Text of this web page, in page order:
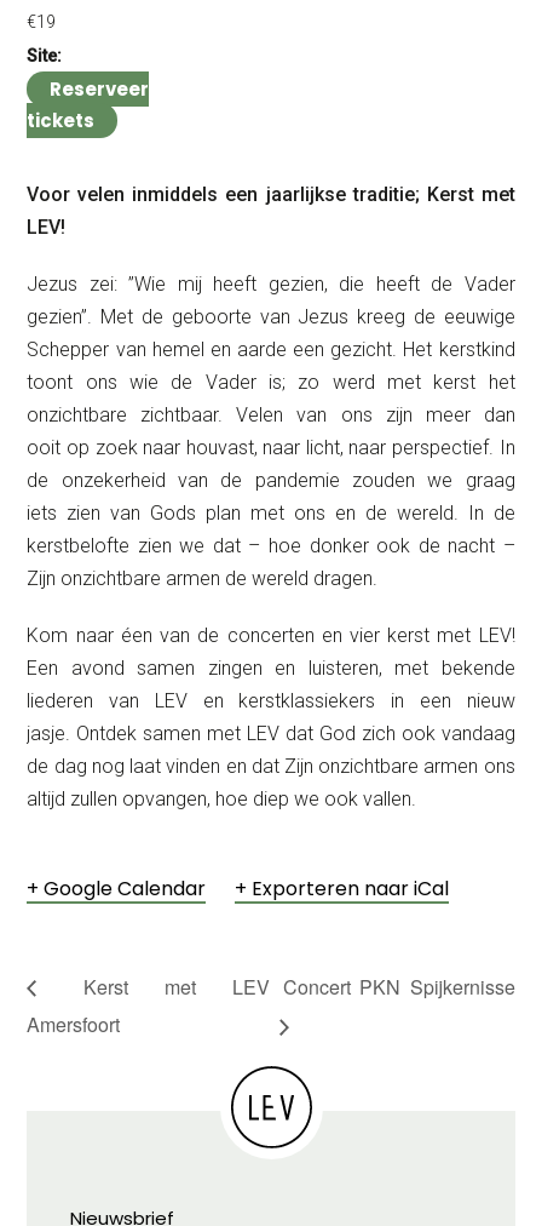
Voor velen inmiddels een jaarlijkse traditie; Kerst met
LEV!
Jezus zei: ”Wie mij heeft gezien, die heeft de Vader
gezien”. Met de geboorte van Jezus kreeg de eeuwige
Schepper van hemel en aarde een gezicht. Het kerstkind
toont ons wie de Vader is; zo werd met kerst het
onzichtbare zichtbaar. Velen van ons zijn meer dan
ooit op zoek naar houvast, naar licht, naar perspectief. In
de onzekerheid van de pandemie zouden we graag
iets zien van Gods plan met ons en de wereld. In de
kerstbelofte zien we dat – hoe donker ook de nacht –
Zijn onzichtbare armen de wereld dragen.
Kom naar éen van de concerten en vier kerst met LEV!
Een avond samen zingen en luisteren, met bekende
liederen van LEV en kerstklassiekers in een nieuw
jasje. Ontdek samen met LEV dat God zich ook vandaag
de dag nog laat vinden en dat Zijn onzichtbare armen ons
altijd zullen opvangen, hoe diep we ook vallen.
+ Google Calendar + Exporteren naar iCal
€19
Site:
Reserveer
tickets
Kerst met LEV
Amersfoort
Concert PKN Spijkernisse
Nieuwsbrief